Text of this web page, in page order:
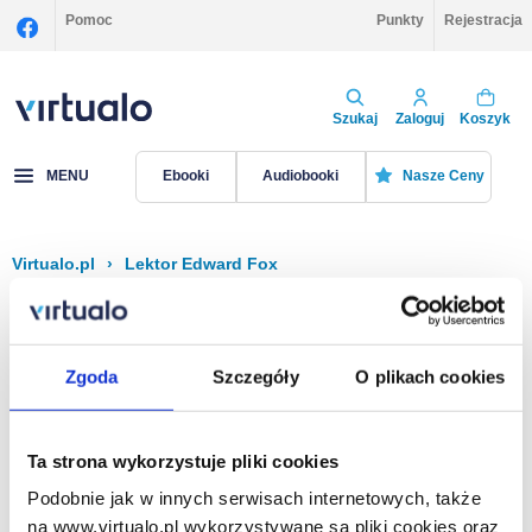
Zgoda Szczegóły O plikach cookies
Ta strona wykorzystuje pliki cookies
Podobnie jak w innych serwisach internetowych, także
na www.virtualo.pl wykorzystywane są pliki cookies oraz
Pomoc Punkty Rejestracja
Szukaj Zaloguj Koszyk
MENU Ebooki Audiobooki Nasze Ceny
Virtualo.pl › Lektor Edward Fox
Filtruj Sortuj
Na stronie